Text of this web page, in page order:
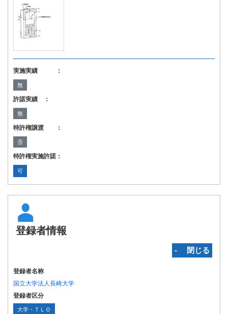
実施実績 ：
無
許諾実績 ：
無
特許権譲渡 ：
否
特許権実施許諾：
可
登録者情報
‐ 閉じる
登録者名称
国立大学法人長崎大学
登録者区分
大学・ＴＬＯ